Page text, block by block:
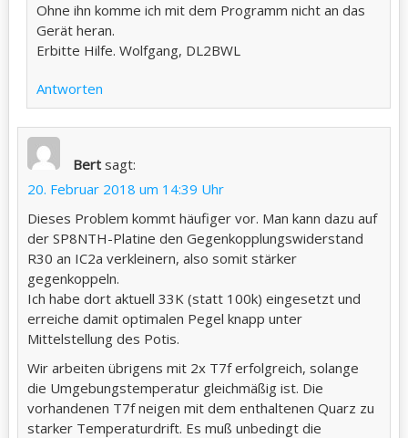
Ohne ihn komme ich mit dem Programm nicht an das
Gerät heran.
Erbitte Hilfe. Wolfgang, DL2BWL
Antworten
Bert sagt:
20. Februar 2018 um 14:39 Uhr
Dieses Problem kommt häufiger vor. Man kann dazu auf
der SP8NTH-Platine den Gegenkopplungswiderstand
R30 an IC2a verkleinern, also somit stärker
gegenkoppeln.
Ich habe dort aktuell 33K (statt 100k) eingesetzt und
erreiche damit optimalen Pegel knapp unter
Mittelstellung des Potis.
Wir arbeiten übrigens mit 2x T7f erfolgreich, solange
die Umgebungstemperatur gleichmäßig ist. Die
vorhandenen T7f neigen mit dem enthaltenen Quarz zu
starker Temperaturdrift. Es muß unbedingt die